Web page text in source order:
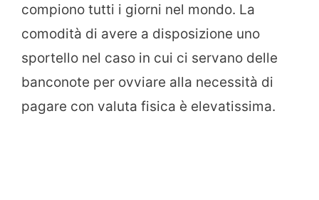
compiono tutti i giorni nel mondo. La
comodità di avere a disposizione uno
sportello nel caso in cui ci servano delle
banconote per ovviare alla necessità di
pagare con valuta fisica è elevatissima.